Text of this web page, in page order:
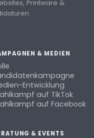
Printware &
& MEDIEN
Entwicklung
auf TikTok
auf Facebook
& EVENTS